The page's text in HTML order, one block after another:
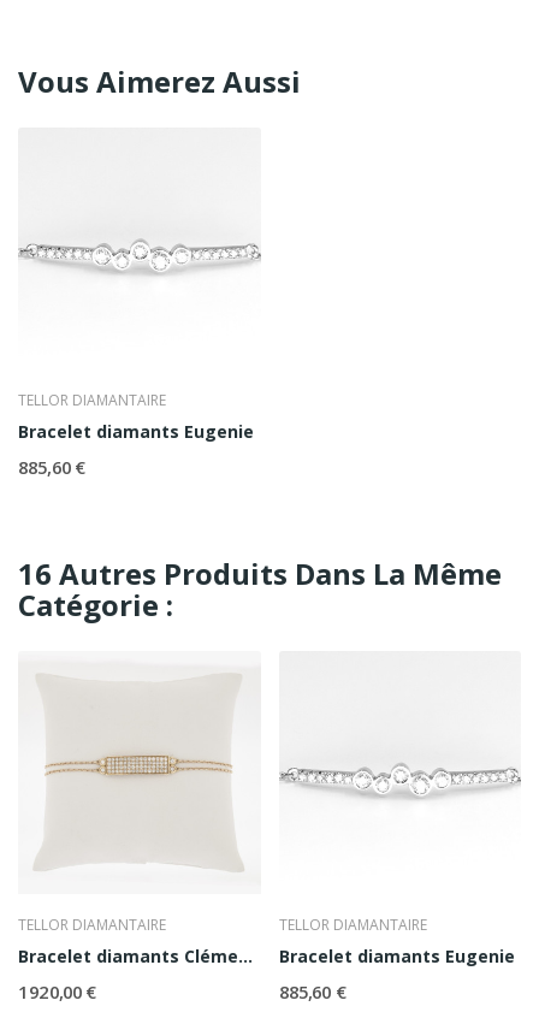
Vous Aimerez Aussi
TELLOR DIAMANTAIRE
Bracelet diamants Eugenie
885,60 €
16 Autres Produits Dans La Même
Catégorie :
TELLOR DIAMANTAIRE
Bracelet diamants Clémence
1 920,00 €
TELLOR DIAMANTAIRE
Bracelet diamants Eugenie
885,60 €